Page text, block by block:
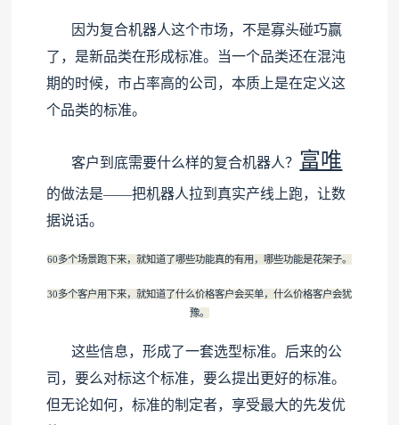
因为复合机器人这个市场，不是寡头碰巧赢
了，是新品类在形成标准。当一个品类还在混沌
期的时候，市占率高的公司，本质上是在定义这
个品类的标准。
客户到底需要什么样的复合机器人？ 富唯
的做法是——把机器人拉到真实产线上跑，让数
据说话。
60多个场景跑下来，就知道了哪些功能真的有用，哪些功能是花架子。
30多个客户用下来，就知道了什么价格客户会买单，什么价格客户会犹
豫。
这些信息，形成了一套选型标准。后来的公
司，要么对标这个标准，要么提出更好的标准。
但无论如何，标准的制定者，享受最大的先发优